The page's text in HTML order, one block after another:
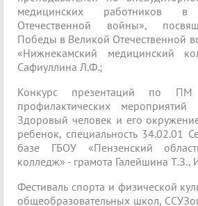
медицинских работников
Отечественной войны»,
Победы в Великой Отечественной
«Нижнекамский медицинский
Сафиуллина Л.Ф.;
Конкурс презентаций по
профилактических
Здоровый человек и его
ребенок, специальность 34.02.01
базе ГБОУ «Пензенский
колледж» - грамота Галейшина Т.З.,
Фестиваль спорта и физической
общеобразовательных школ,